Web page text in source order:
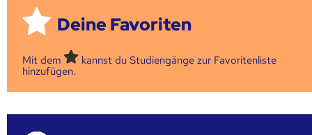
Deine Favoriten
Mit dem
kannst du Studiengänge zur Favoritenliste
hinzufügen.